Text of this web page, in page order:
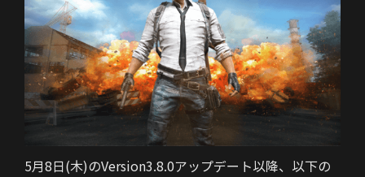
5月8日(木)のVersion3.8.0アップデート以降、以下の